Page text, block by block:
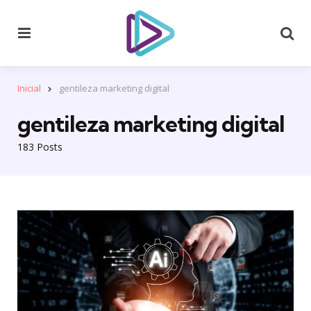
Inicial gentileza marketing digital
183 Posts
gentileza marketing digital